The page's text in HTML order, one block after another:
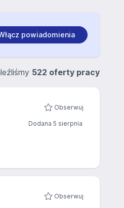
powiadomienia
522 oferty pracy
Obserwuj
Dodana 5 sierpnia
Obserwuj